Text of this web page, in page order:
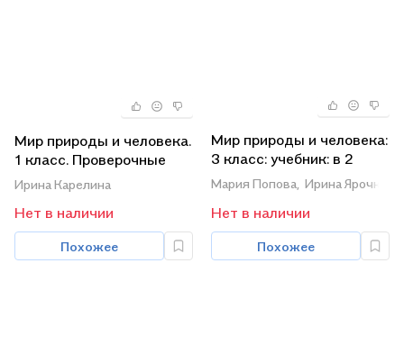
Мир природы и человека.
1 класс. Проверочные
работы (для
обучающихся с
интеллектуальными
нарушениями)
Ирина Карелина
Нет в наличии
Похожее
Мир природы и человека:
3 класс: учебник: в 2
частях. Часть 2 (для
обучающихся с
интеллектуальными
нарушениями)
Мария Попова, Ирина Ярочкина,
Нет в наличии
Похожее